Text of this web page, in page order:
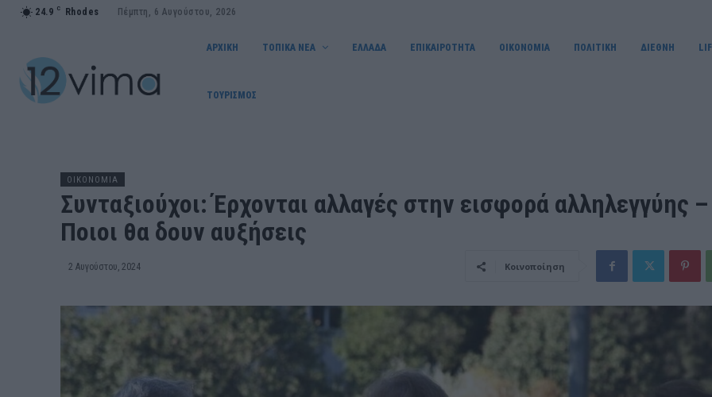
24.9 C Rhodes Πέμπτη, 6 Αυγούστου, 2026
ΑΡΧΙΚΗ ΤΟΠΙΚΑ ΝΕΑ ΕΛΛΑΔΑ ΕΠΙΚΑΙΡΟΤΗΤΑ OIKONOMIA ΠΟΛΙΤΙΚΗ ΔΙΕΘΝΗ
ΤΟΥΡΙΣΜΟΣ
OIKONOMIA
Συνταξιούχοι: Έρχονται αλλαγές στην εισφορά αλληλεγγύης –
Ποιοι θα δουν αυξήσεις
2 Αυγούστου, 2024 Κοινοποίηση